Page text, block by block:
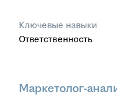
Ключевые навыки
Ответственность
Маркетолог-